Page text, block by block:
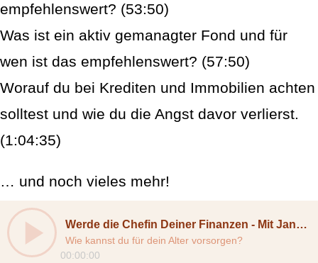
empfehlenswert? (53:50)
Was ist ein aktiv gemanagter Fond und für
wen ist das empfehlenswert? (57:50)
Worauf du bei Krediten und Immobilien achten
solltest und wie du die Angst davor verlierst.
(1:04:35)
… und noch vieles mehr!